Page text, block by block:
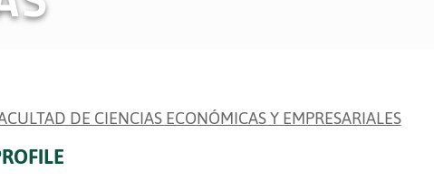
DE CIENCIAS ECONÓMICAS Y EMPRESARIALES